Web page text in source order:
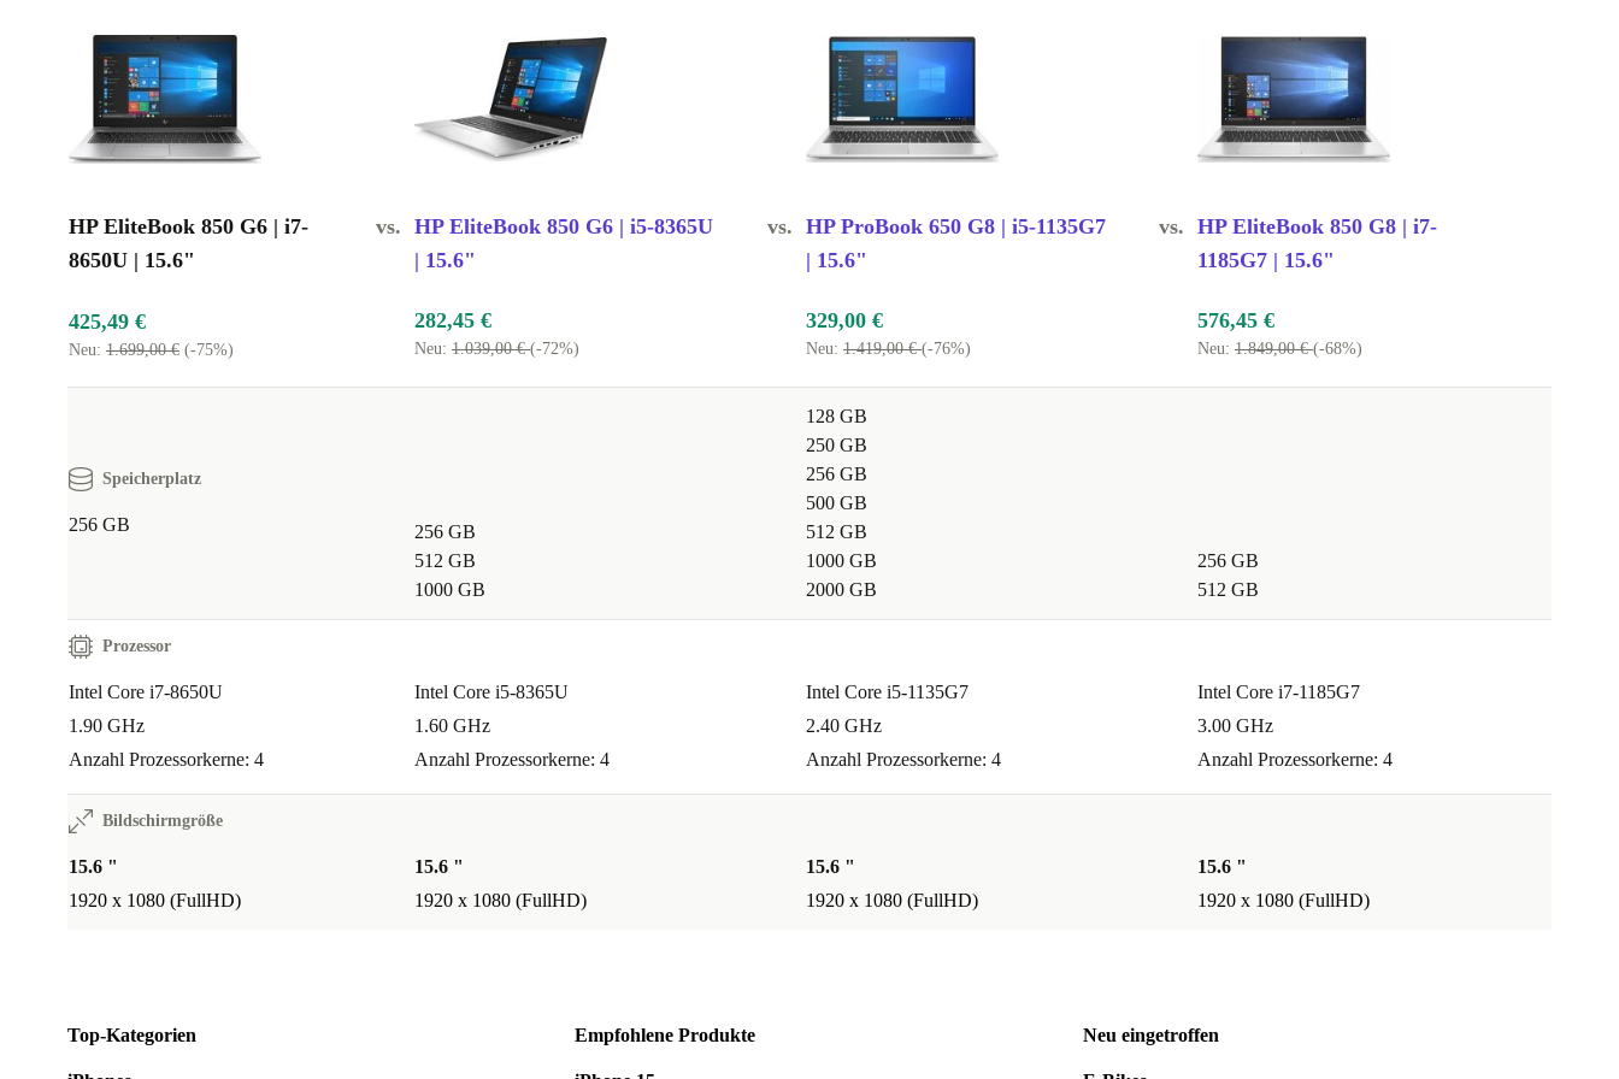
Werkzeug für den Lernerfolg an die Hand, das Leistung und Langlebigkeit
miteinander verbindet.
Ideal für Senioren:Das benutzerfreundliche Design und die robusten
Funktionen machen es zur perfekten Wahl für ältere Menschen, die ein
nicht für einen kompromisslosen Neukauf, denn die Langlebigkeit des
refurbished EliteBook 850 G6 sorgt für eine längere Lebensdauer und
Hebe dein Computererlebnis auf ein neues Niveau - entscheide dich
HP EliteBook 850 G6 | i7-
8650U | 15.6"
vs. HP EliteBook 850 G6 | i5-8365U
| 15.6"
vs. HP ProBook 650 G8 | i5-1135G7
| 15.6"
vs. HP EliteBook 850 G8 | i7-
1185G7 | 15.6"
425,49 €
Neu: 1.699,00 € (-75%)
282,45 €
Neu: 1.039,00 €(-72%)
329,00 €
Neu: 1.419,00 €(-76%)
576,45 €
Neu: 1.849,00 €(-68%)
Speicherplatz
256 GB
256 GB
512 GB
1000 GB
128 GB
250 GB
256 GB
500 GB
512 GB
1000 GB
2000 GB
256 GB
512 GB
Prozessor
Intel Core i7-8650U
1.90 GHz
Anzahl Prozessorkerne: 4
Intel Core i5-8365U
1.60 GHz
Anzahl Prozessorkerne: 4
Intel Core i5-1135G7
2.40 GHz
Anzahl Prozessorkerne: 4
Intel Core i7-1185G7
3.00 GHz
Anzahl Prozessorkerne: 4
Bildschirmgröße
15.6 "
1920 x 1080 (FullHD)
15.6 "
1920 x 1080 (FullHD)
15.6 "
1920 x 1080 (FullHD)
15.6 "
1920 x 1080 (FullHD)
Top-Kategorien Empfohlene Produkte Neu eingetroffen